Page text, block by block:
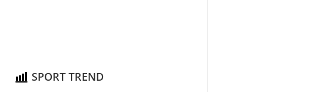
SPORT TREND